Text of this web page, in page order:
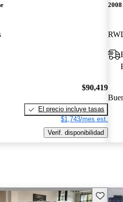
$90,419
El precio incluye tasas
$1,743/mes est.
Verif. disponibilidad
Guarda